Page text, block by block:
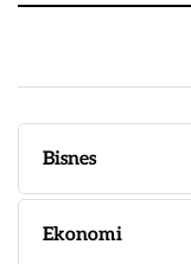
Bisnes
Ekonomi